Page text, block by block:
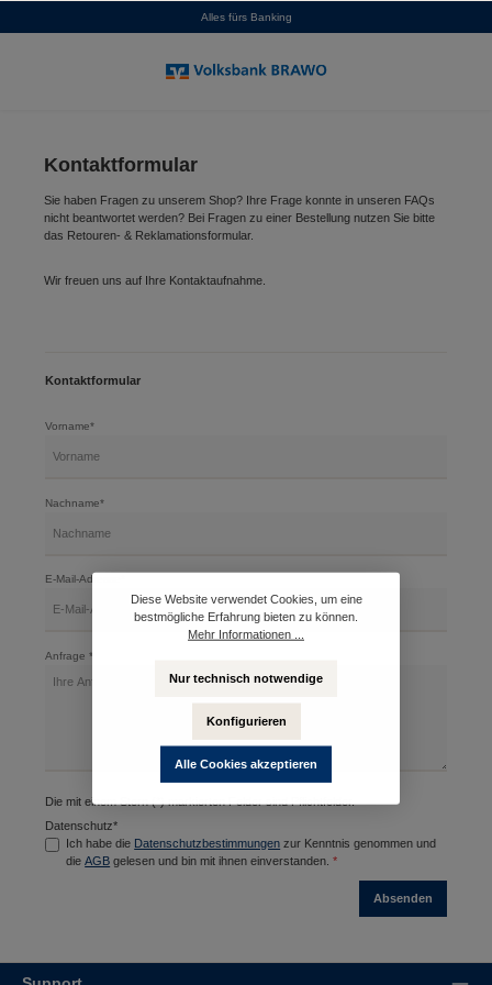
Alles fürs Banking
Kontaktformular
Sie haben Fragen zu unserem Shop? Ihre Frage konnte in unseren FAQs
nicht beantwortet werden? Bei Fragen zu einer Bestellung nutzen Sie bitte
das Retouren- & Reklamationsformular.
Wir freuen uns auf Ihre Kontaktaufnahme.
Kontaktformular
Vorname*
Nachname*
E-Mail-Adresse*
Anfrage *
Die mit einem Stern (*) markierten Felder sind Pflichtfelder.
Datenschutz*
Ich habe die Datenschutzbestimmungen zur Kenntnis genommen und
dieAGB gelesen und bin mit ihnen einverstanden.*
Absenden
Diese Website verwendet Cookies, um eine
bestmögliche Erfahrung bieten zu können.
Mehr Informationen ...
Nur technisch notwendige
Konfigurieren
Alle Cookies akzeptieren